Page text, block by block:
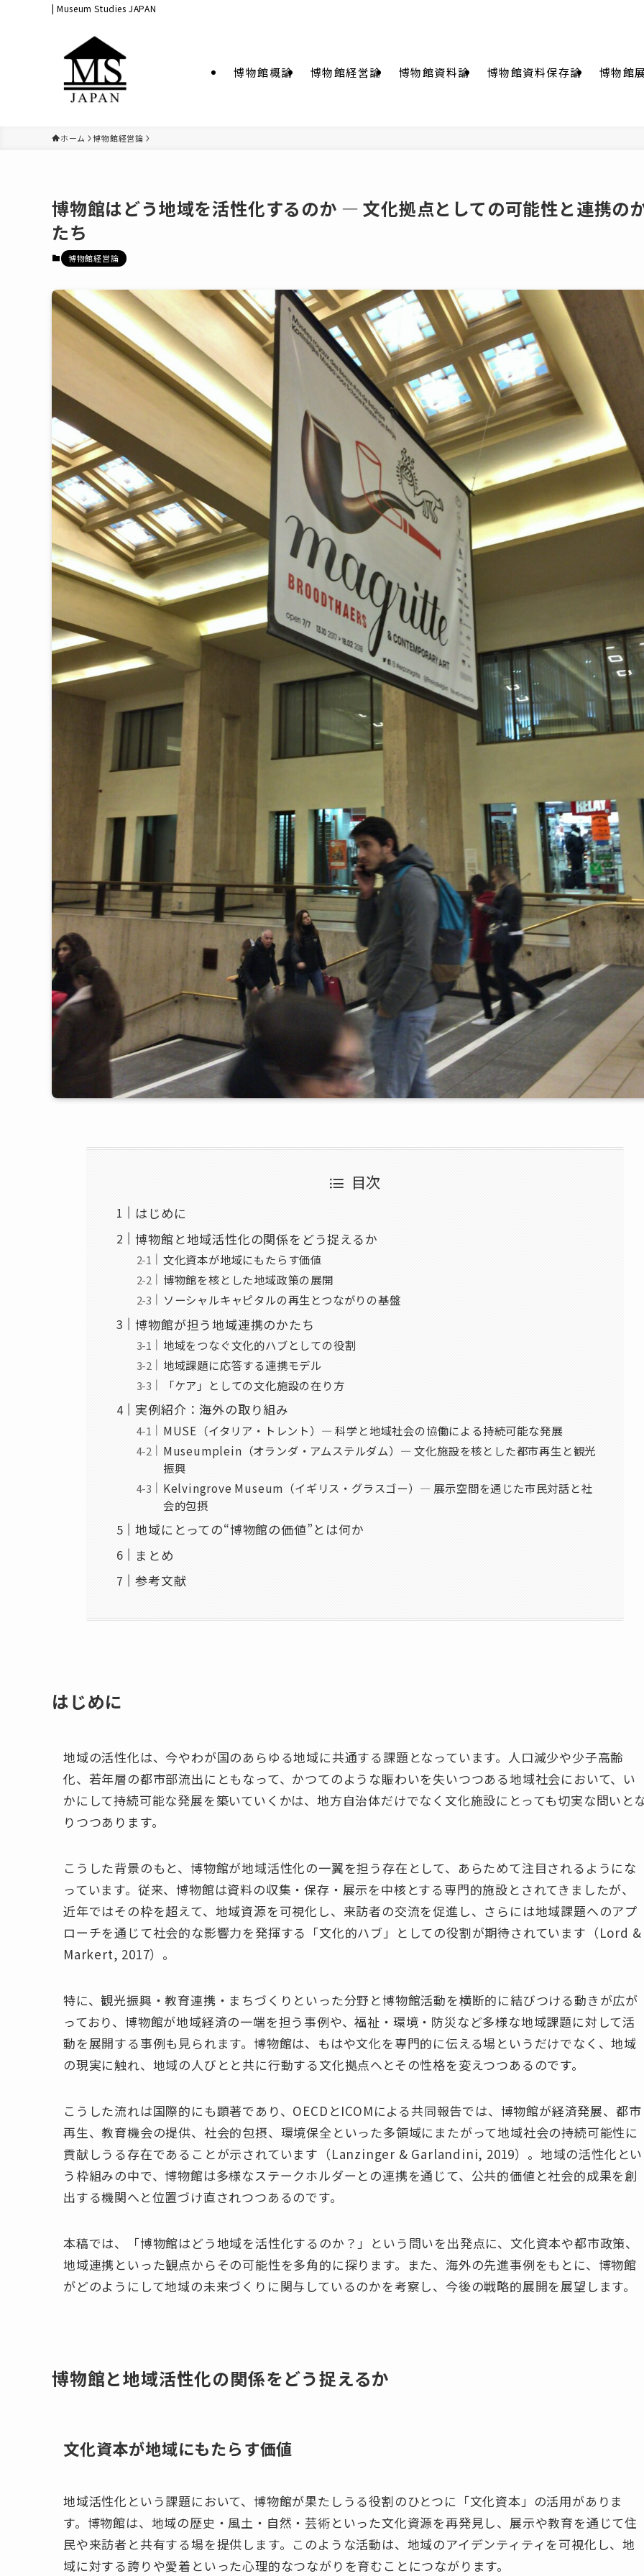
| Museum Studies JAPAN
博物館概論 博物館経営論 博物館資料論 博物館資料保存論 博物館
ホーム 博物館経営論
博物館はどう地域を活性化するのか ― 文化拠点としての可能性と連携の
たち
博物館経営論
目次
はじめに
博物館と地域活性化の関係をどう捉えるか
文化資本が地域にもたらす価値
博物館を核とした地域政策の展開
ソーシャルキャピタルの再生とつながりの基盤
博物館が担う地域連携のかたち
地域をつなぐ文化的ハブとしての役割
地域課題に応答する連携モデル
「ケア」としての文化施設の在り方
実例紹介：海外の取り組み
MUSE（イタリア・トレント）― 科学と地域社会の協働による持続可能な発展
Museumplein（オランダ・アムステルダム）― 文化施設を核とした都市再生と観光
振興
Kelvingrove Museum（イギリス・グラスゴー）― 展示空間を通じた市民対話と社
会的包摂
地域にとっての“博物館の価値”とは何か
まとめ
参考文献
はじめに
地域の活性化は、今やわが国のあらゆる地域に共通する課題となっています。人口減少や少子高齢
化、若年層の都市部流出にともなって、かつてのような賑わいを失いつつある地域社会において、い
かにして持続可能な発展を築いていくかは、地方自治体だけでなく文化施設にとっても切実な問いと
りつつあります。
こうした背景のもと、博物館が地域活性化の一翼を担う存在として、あらためて注目されるようにな
っています。従来、博物館は資料の収集・保存・展示を中核とする専門的施設とされてきましたが、
近年ではその枠を超えて、地域資源を可視化し、来訪者の交流を促進し、さらには地域課題へのアプ
ローチを通じて社会的な影響力を発揮する「文化的ハブ」としての役割が期待されています（Lord &
Markert, 2017）。
特に、観光振興・教育連携・まちづくりといった分野と博物館活動を横断的に結びつける動きが広が
っており、博物館が地域経済の一端を担う事例や、福祉・環境・防災など多様な地域課題に対して活
動を展開する事例も見られます。博物館は、もはや文化を専門的に伝える場というだけでなく、地域
の現実に触れ、地域の人びとと共に行動する文化拠点へとその性格を変えつつあるのです。
こうした流れは国際的にも顕著であり、OECDとICOMによる共同報告では、博物館が経済発展、都市
再生、教育機会の提供、社会的包摂、環境保全といった多領域にまたがって地域社会の持続可能性に
貢献しうる存在であることが示されています（Lanzinger & Garlandini, 2019）。地域の活性化とい
う枠組みの中で、博物館は多様なステークホルダーとの連携を通じて、公共的価値と社会的成果を創
出する機関へと位置づけ直されつつあるのです。
本稿では、「博物館はどう地域を活性化するのか？」という問いを出発点に、文化資本や都市政策、
地域連携といった観点からその可能性を多角的に探ります。また、海外の先進事例をもとに、博物館
がどのようにして地域の未来づくりに関与しているのかを考察し、今後の戦略的展開を展望します。
博物館と地域活性化の関係をどう捉えるか
文化資本が地域にもたらす価値
地域活性化という課題において、博物館が果たしうる役割のひとつに「文化資本」の活用がありま
す。博物館は、地域の歴史・風土・自然・芸術といった文化資源を再発見し、展示や教育を通じて住
民や来訪者と共有する場を提供します。このような活動は、地域のアイデンティティを可視化し、地
域に対する誇りや愛着といった心理的なつながりを育むことにつながります。